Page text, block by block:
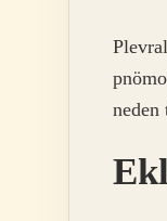
neden